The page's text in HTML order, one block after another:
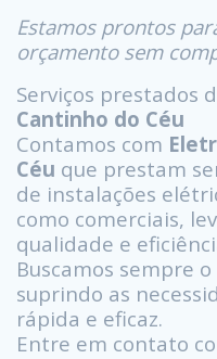
Estamos prontos
orçamento sem
Serviços prestados
Cantinho do Céu
Contamos com
Céu que prestam
de instalações
como comerciais,
qualidade e
Buscamos sempre
suprindo as
rápida e eficaz.
Entre em contato